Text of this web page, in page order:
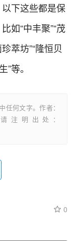
下这些都是保
如“中丰聚”“茂
萃坊”“隆恒贝
”等。
何文字。作者：
注明出处：
0